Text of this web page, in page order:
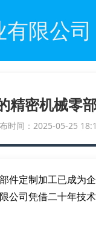
限公司
精密机械零
时间：2025-05-25
件定制加工已成为
公司凭借二十年技